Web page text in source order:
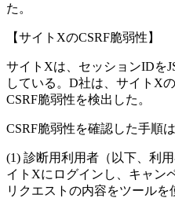
た。
【サイトXのCSRF脆弱性】
サイトXは、セッションIDを
している。D社は、サイトX
CSRF脆弱性を検出した。
CSRF脆弱性を確認した手順
診断用利用者（以下、利
イトXにログインし、キャン
リクエストの内容をツール